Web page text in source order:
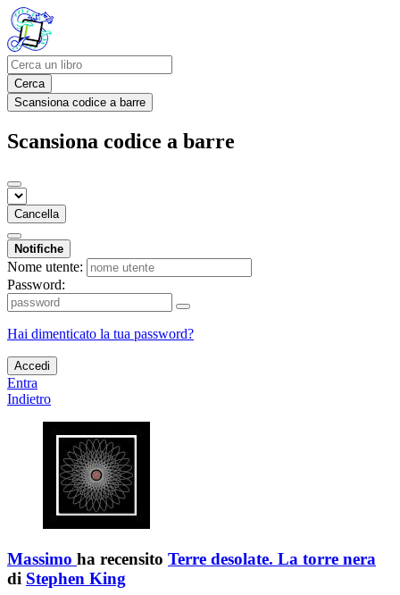
Cerca
Scansiona codice a barre
Scansiona codice a barre
Cancella
Notifiche
Nome utente:
Password:
Hai dimenticato la tua password?
Accedi
Entra
Indietro
Massimo ha recensito Terre desolate. La torre nera
di Stephen King